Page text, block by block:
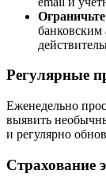
банковским
Регулярные
Еженедельно
выявить
и регулярно
Страхование